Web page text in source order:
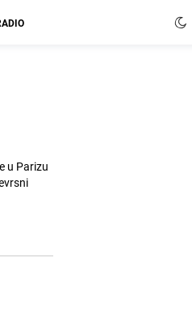
u Parizu